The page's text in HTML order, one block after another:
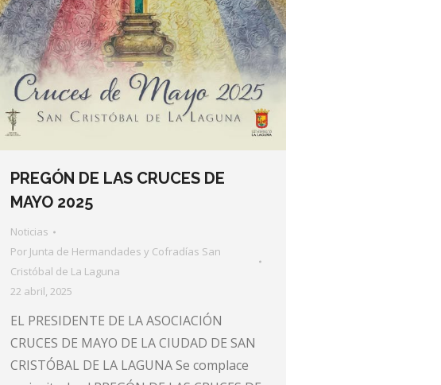
PREGÓN DE LAS CRUCES DE
MAYO 2025
Noticias
Por Junta de Hermandades y Cofradías San
Cristóbal de La Laguna
22 abril, 2025
EL PRESIDENTE DE LA ASOCIACIÓN
CRUCES DE MAYO DE LA CIUDAD DE SAN
CRISTÓBAL DE LA LAGUNA Se complace